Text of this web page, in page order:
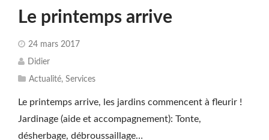
Le printemps arrive
24 mars 2017
Didier
Actualité, Services
Le printemps arrive, les jardins commencent à fleurir !
Jardinage (aide et accompagnement): Tonte,
désherbage, débroussaillage…